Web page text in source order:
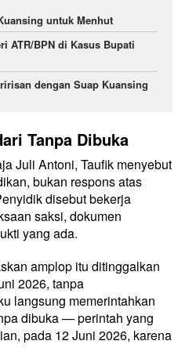
untuk Menhut
ATR/BPN di Kasus Bupati
dengan Suap Kuansing
Tanpa Dibuka
Juli Antoni, Taufik menyebut
bukan respons atas
disebut bekerja
saksi, dokumen
yang ada.
amplop itu ditinggalkan
2026, tanpa
langsung memerintahkan
dibuka — perintah yang
pada 12 Juni 2026, karena